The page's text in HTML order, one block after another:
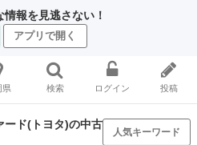
報を見逃さない！
アプリで開く
県 検索 ログイン 投稿
ード(トヨタ)の中古
人気キーワード